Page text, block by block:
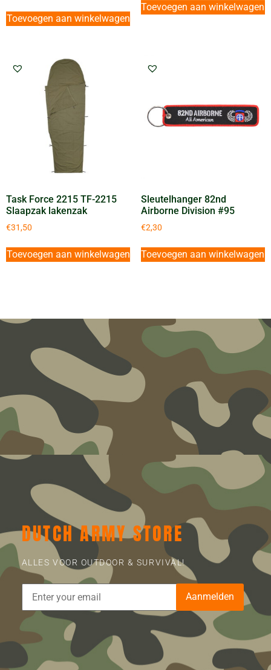
Toevoegen aan winkelwagen
Toevoegen aan winkelwagen
Task Force 2215 TF-2215
Slaapzak lakenzak
€31,50
Toevoegen aan winkelwagen
Sleutelhanger 82nd
Airborne Division #95
€2,30
Toevoegen aan winkelwagen
DUTCH ARMY STORE
ALLES VOOR OUTDOOR & SURVIVAL!
Aanmelden